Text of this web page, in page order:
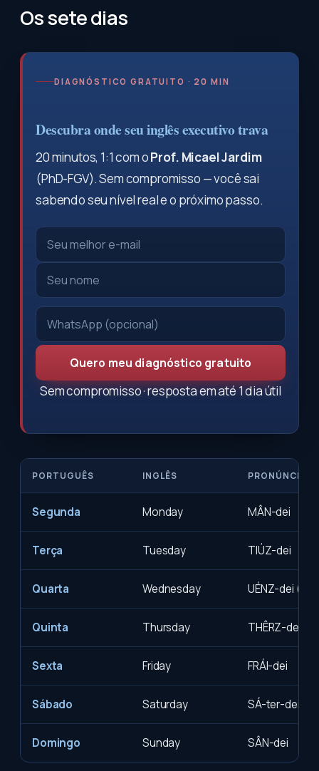
Os sete dias
DIAGNÓSTICO GRATUITO · 20 MIN
Descubra onde seu inglês executivo trava
20 minutos, 1:1 com oProf. Micael Jardim
(PhD-FGV). Sem compromisso — você sai
sabendo seu nível real e o próximo passo.
Quero meu diagnóstico gratuito
Sem compromisso · resposta em até 1 dia útil
PORTUGUÊS INGLÊS PRONÚNCIA
Segunda Monday MÂN-dei
Terça Tuesday TIÚZ-dei
Quarta Wednesday UÉNZ-dei (1º
Quinta Thursday THÊRZ-dei
Sexta Friday FRÁI-dei
Sábado Saturday SÁ-ter-dei
Domingo Sunday SÂN-dei